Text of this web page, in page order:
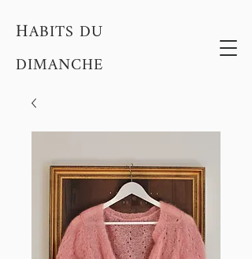
HABITS DU
DIMANCHE